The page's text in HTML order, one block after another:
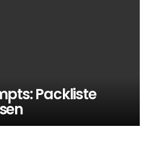
Packliste